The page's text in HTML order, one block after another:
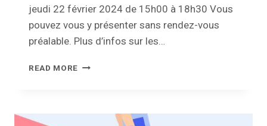
jeudi 22 février 2024 de 15h00 à 18h30 Vous
pouvez vous y présenter sans rendez-vous
préalable. Plus d’infos sur les…
READ MORE COLLECTE